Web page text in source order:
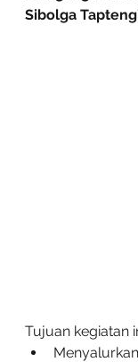
Sibolga
Tujuan kegiatan